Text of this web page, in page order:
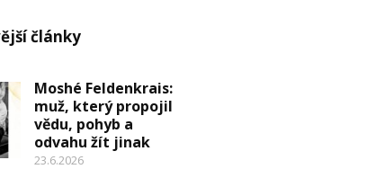
články
Moshé Feldenkrais:
muž, který propojil
vědu, pohyb a
odvahu žít jinak
23.6.2026